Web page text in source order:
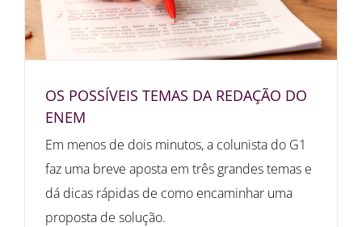
OS POSSÍVEIS TEMAS DA REDAÇÃO DO
ENEM
Em menos de dois minutos, a colunista do G1
faz uma breve aposta em três grandes temas e
dá dicas rápidas de como encaminhar uma
proposta de solução.